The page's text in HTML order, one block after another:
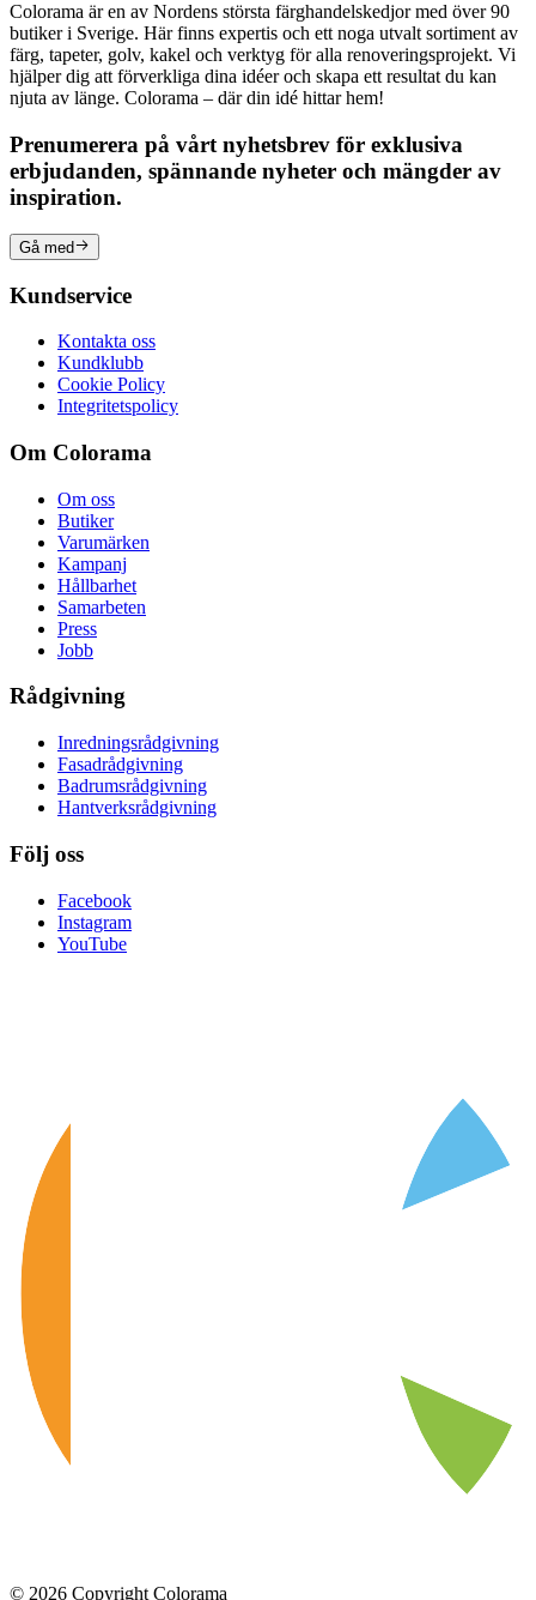
Colorama är en av Nordens största färghandelskedjor med över 90
butiker i Sverige. Här finns expertis och ett noga utvalt sortiment av
färg, tapeter, golv, kakel och verktyg för alla renoveringsprojekt. Vi
hjälper dig att förverkliga dina idéer och skapa ett resultat du kan
njuta av länge. Colorama – där din idé hittar hem!
Prenumerera på vårt nyhetsbrev för exklusiva
erbjudanden, spännande nyheter och mängder av
inspiration.
Gå med
Kundservice
Kontakta oss
Kundklubb
Cookie Policy
Integritetspolicy
Om Colorama
Om oss
Butiker
Varumärken
Kampanj
Hållbarhet
Samarbeten
Press
Jobb
Rådgivning
Inredningsrådgivning
Fasadrådgivning
Badrumsrådgivning
Hantverksrådgivning
Följ oss
Facebook
Instagram
YouTube
© 2026 Copyright Colorama